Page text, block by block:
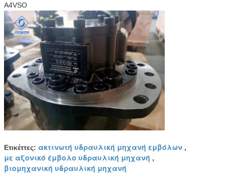
A4VSO
Ετικέττες: ακτινωτή υδραυλική μηχανή εμβόλων ,
με αξονικό έμβολο υδραυλική μηχανή ,
βιομηχανική υδραυλική μηχανή